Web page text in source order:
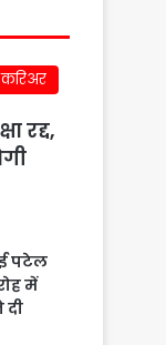
करिअर
रद्द,
पटेल
में
दी